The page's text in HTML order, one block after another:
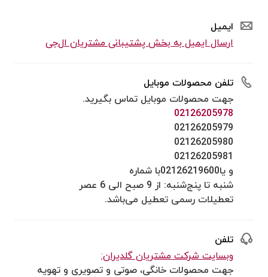
ایمیل
ارسال ایمیل به بخش پشتیبانی مشتریان ال‌جی
تلفن محصولات موبایل
جهت محصولات موبایل تماس بگیرید.
02126205978
02126205979
02126205980
02126205981
و یا02126219600با شماره
شنبه تا پنج‌شنبه: از 9 صبح الی 6 عصر
تعطیلات رسمی تعطیل می‌باشد.
تلفن
وبسایت شرکت مشتریان گلدیران:
جهت محصولات خانگی، صوتی و تصویری و تهویه